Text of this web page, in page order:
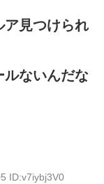
ア見つけられ
ルないんだな
ID:v7iybj3V0